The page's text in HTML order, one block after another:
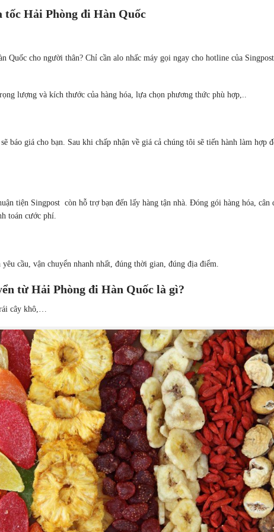
Hải Phòng đi Hàn Quốc
Quốc cho người thân? Chỉ cần alo nhấc máy gọi ngay cho hotline của Singpost
lượng và kích thước của hàng hóa, lựa chọn phương thức phù hợp,..
báo giá cho bạn. Sau khi chấp nhận về giá cả chúng tôi sẽ tiến hành làm hợp
tiện Singpost còn hỗ trợ bạn đến lấy hàng tận nhà. Đóng gói hàng hóa, cân
toán cước phí.
cầu, vận chuyển nhanh nhất, đúng thời gian, đúng địa điểm.
từ Hải Phòng đi Hàn Quốc là gì?
cây khô,…